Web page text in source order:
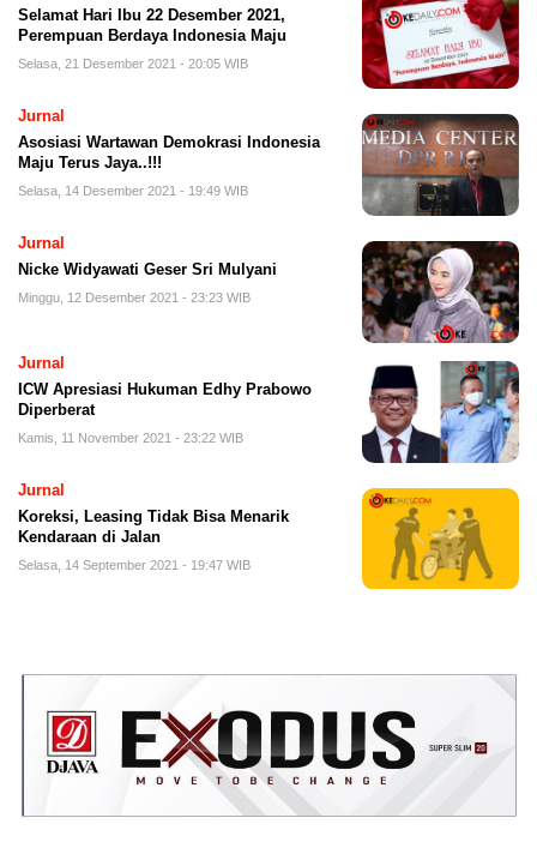
Selamat Hari Ibu 22 Desember 2021,
Perempuan Berdaya Indonesia Maju
Selasa, 21 Desember 2021 - 20:05 WIB
Jurnal
Asosiasi Wartawan Demokrasi Indonesia
Maju Terus Jaya..!!!
Selasa, 14 Desember 2021 - 19:49 WIB
Jurnal
Nicke Widyawati Geser Sri Mulyani
Minggu, 12 Desember 2021 - 23:23 WIB
Jurnal
ICW Apresiasi Hukuman Edhy Prabowo
Diperberat
Kamis, 11 November 2021 - 23:22 WIB
Jurnal
Koreksi, Leasing Tidak Bisa Menarik
Kendaraan di Jalan
Selasa, 14 September 2021 - 19:47 WIB